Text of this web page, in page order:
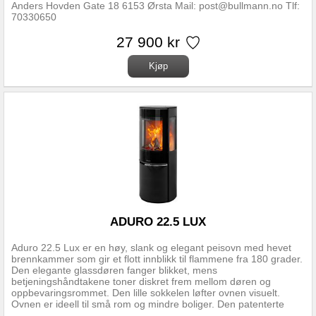
Anders Hovden Gate 18 6153 Ørsta Mail: post@bullmann.no Tlf:
70330650
27 900 kr
Aduro 22.5 Lux er en høy, slank og elegant peisovn med hevet
brennkammer som gir et flott innblikk til flammene fra 180 grader.
Den elegante glassdøren fanger blikket, mens
betjeningshåndtakene toner diskret frem mellom døren og
oppbevaringsrommet. Den lille sokkelen løfter ovnen visuelt.
Ovnen er ideell til små rom og mindre boliger. Den patenterte
ADURO 22.5 LUX